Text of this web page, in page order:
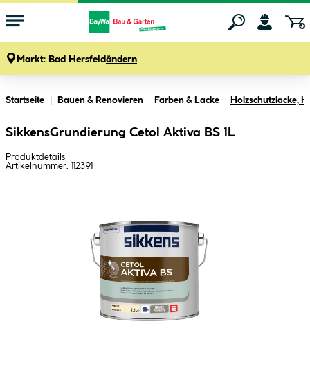
Markt: Bad Hersfeldändern
Startseite Bauen & Renovieren Farben & Lacke Holzschutzlacke,
SikkensGrundierung Cetol Aktiva BS 1L
Produktdetails
Artikelnummer: 112391